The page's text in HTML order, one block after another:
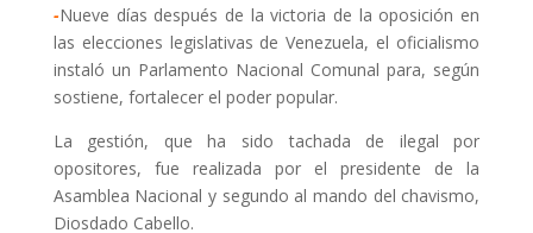
-Nueve días después de la victoria de la oposición en
las elecciones legislativas de Venezuela, el oficialismo
instaló un Parlamento Nacional Comunal para, según
sostiene, fortalecer el poder popular.
La gestión, que ha sido tachada de ilegal por
opositores, fue realizada por el presidente de la
Asamblea Nacional y segundo al mando del chavismo,
Diosdado Cabello.